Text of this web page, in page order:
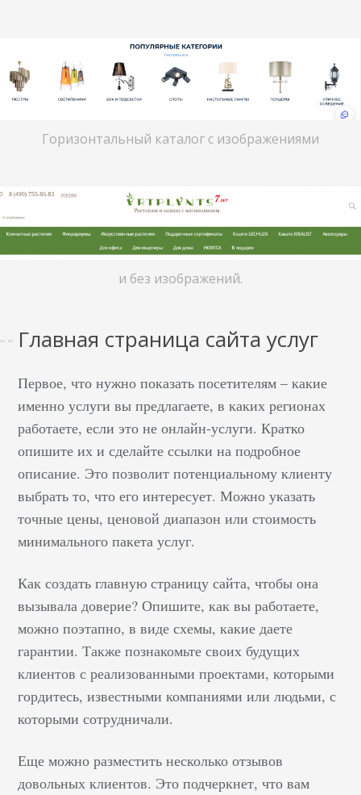
Горизонтальный каталог с изображениями
и без изображений.
Главная страница сайта услуг
Первое, что нужно показать посетителям – какие
именно услуги вы предлагаете, в каких регионах
работаете, если это не онлайн-услуги. Кратко
опишите их и сделайте ссылки на подробное
описание. Это позволит потенциальному клиенту
выбрать то, что его интересует. Можно указать
точные цены, ценовой диапазон или стоимость
минимального пакета услуг.
Как создать главную страницу сайта, чтобы она
вызывала доверие? Опишите, как вы работаете,
можно поэтапно, в виде схемы, какие даете
гарантии. Также познакомьте своих будущих
клиентов с реализованными проектами, которыми
гордитесь, известными компаниями или людьми, с
которыми сотрудничали.
Еще можно разместить несколько отзывов
довольных клиентов. Это подчеркнет, что вам